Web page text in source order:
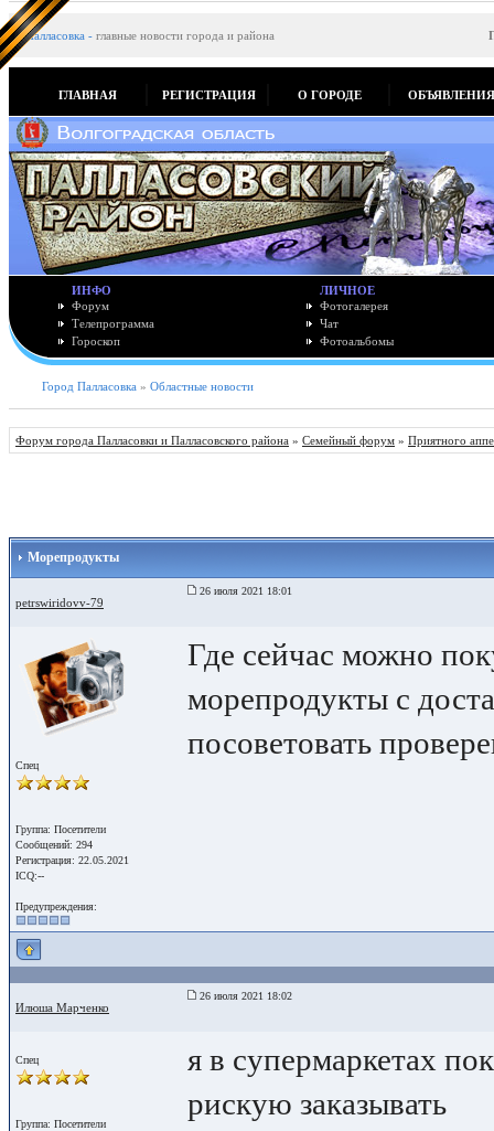
Палласовка - главные новости города и района
ГЛАВНАЯ РЕГИСТРАЦИЯ О ГОРОДЕ ОБЪЯВЛЕНИЯ
ИНФО
Форум
Телепрограмма
Гороскоп
ЛИЧНОЕ
Фотогалерея
Чат
Фотоальбомы
Город Палласовка » Областные новости
Форум города Палласовки и Палласовского района » Семейный форум » Приятного
Морепродукты
petrswiridovv-79
26 июля 2021 18:01
Спец
Группа: Посетители
Сообщений: 294
Регистрация: 22.05.2021
ICQ:--
Предупреждения:
Где сейчас можно
морепродукты с
посоветовать
Илюша Марченко
26 июля 2021 18:02
Спец
Группа: Посетители
я в супермаркетах
рискую заказывать